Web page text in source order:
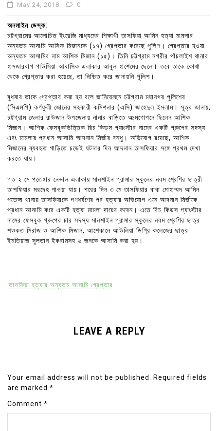
May 24, 2018 0
অনলাইন ডেস্ক:
চট্টগ্রামের আলোচিত ইংরেজি মাধ্যমের শিক্ষার্থী তাসফিয়া আমিন হত্যা মামলার
অন্যতম আসামি আসিফ মিজানকে (১৭) গ্রেপ্তার করেছে পুলিশ। গ্রেপ্তার হওয়া
অন্যতম আসামির নাম আশিক মিজান (১৫)। তিনি চট্টগ্রাম নগরীর পাঁচলাইশ থানার
হামজারবাগ গাউসিয়া আবাসিক এলাকার আবুল হাশেমের ছেলে। তবে তাকে কোথা
থেকে গ্রেপ্তার করা হয়েছে, তা নিশ্চিত করে জানায়নি পুলিশ।
বুধবার তাকে গ্রেপ্তার করা হয় বলে জানিয়েছেন চট্টগ্রাম মহানগর পুলিশের
(সিএমপি) কর্ণফুলী জোনের সহকারী কমিশনার (এসি) জাহেদুল ইসলাম। সূত্র জানায়,
চট্টগ্রাম জেলার রাউজান উপজেলায় নানার বাড়িতে আত্মগোপনে ছিলেন আশিক
মিজান। আশিক ফেসবুকভিত্তিক রিচ কিডস গ্যাংস্টার নামের একটি গ্রুপের সদস্য
এবং মামলার প্রধান আসামি আদনান মির্জার বন্ধু। অভিযোগ রয়েছে, আশিক
মিজানের ব্যবহৃত গাড়িতে চড়েই ঘটনার দিন আদনান তাসফিয়ার সঙ্গে প্রথম দেখা
করতে যায়।
গত ২ মে পতেঙ্গার নেভাল এলাকায় সানশাইন গ্রামার স্কুলের নবম শ্রেণির ছাত্রী
তাশফিয়ার মরদেহ পাওয়া যায়। পরের দিন ৩ মে তাসফিয়ার বাবা মোহাম্মদ আমিন
পতেঙ্গা থানায় তাসফিয়াকে গণধর্ষণের পর হত্যার অভিযোগ এনে আদনান মির্জাকে
প্রধান আসামি করে একটি হত্যা মামলা দায়ের করেন। এতে রিচ কিডস গ্যাংস্টার
নামের ফেসবুক গ্রুপের চার সদস্য সানশাইন গ্রামার স্কুলের নবম শ্রেণির ছাত্র
শওকত মিরাজ ও আশিক মিজান, আশেকানে আউলিয়া ডিগ্রি কলেজের ছাত্র
ইমতিয়াজ সুলতান ইকরামসহ ৬ জনকে আসামি করা হয়।
তাসফিয়া হত্যার অন্যতম আসামি গ্রেপ্তার
LEAVE A REPLY
Your email address will not be published.
Required fields
are marked *
Comment *